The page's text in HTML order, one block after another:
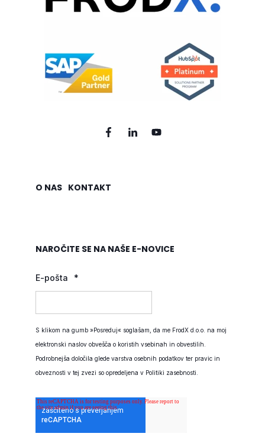
O NAS KONTAKT
NAROČITE SE NA NAŠE E-NOVICE
E-pošta *
S klikom na gumb »Posreduj« soglašam, da me FrodX d.o.o. na moj
elektronski naslov obvešča o koristih vsebinah in obvestilih.
Podrobnejša določila glede varstva osebnih podatkov ter pravic in
obveznosti v tej zvezi so opredeljena v Politiki zasebnosti